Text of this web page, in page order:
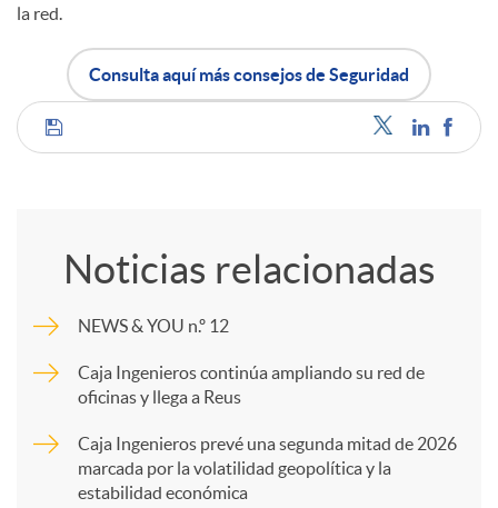
la red.
Consulta aquí más consejos de Seguridad
C
m
p
a
Noticias relacionadas
NEWS & YOU n.º 12
Caja Ingenieros continúa ampliando su red de
oficinas y llega a Reus
Caja Ingenieros prevé una segunda mitad de 2026
marcada por la volatilidad geopolítica y la
estabilidad económica